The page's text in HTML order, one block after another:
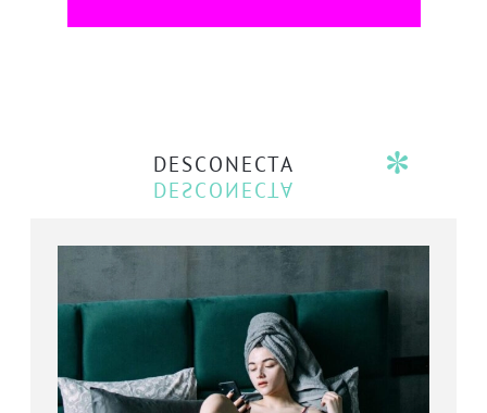
DESCONECTA